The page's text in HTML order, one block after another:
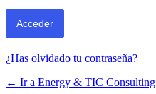
¿Has olvidado tu contraseña?
← Ir a Energy & TIC Consulting